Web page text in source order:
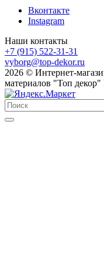
Вконтакте
Instagram
Наши контакты
+7 (915) 522-31-31
vyborg@top-dekor.ru
2026 © Интернет-
материалов "Топ